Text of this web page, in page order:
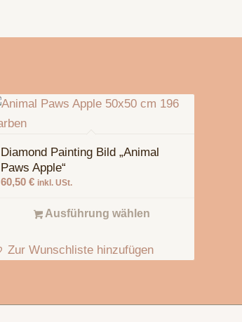
Diamond Painting Bild „Animal
Paws Apple“
60,50 € inkl. USt.
Ausführung wählen
Zur Wunschliste hinzufügen